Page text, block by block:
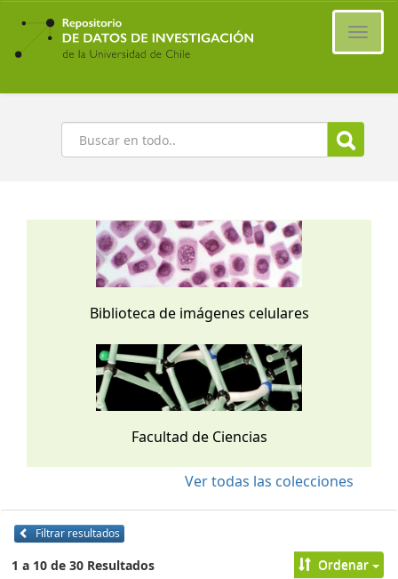
Ir
contenido
principal
Buscar
Biblioteca de imágenes celulares
Facultad de Ciencias
Ver todas las colecciones
Filtrar resultados
1 a 10 de 30 Resultados Ordenar